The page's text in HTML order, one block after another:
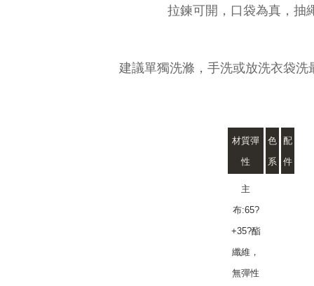
拉鍊可開，口袋為真，抽
建議單獨洗滌，手洗或放洗衣袋洗
材質彈
性
色
系
配
件
主
布:65?
+35?酯
纖維，
無彈性